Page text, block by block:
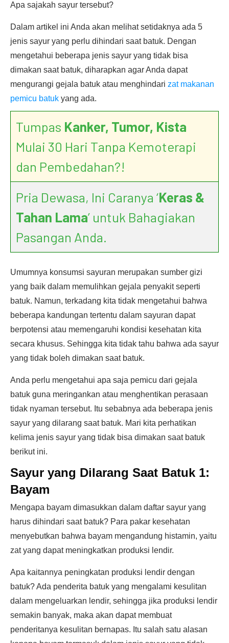
Apa sajakah sayur tersebut?
Dalam artikel ini Anda akan melihat setidaknya ada 5
jenis sayur yang perlu dihindari saat batuk. Dengan
mengetahui beberapa jenis sayur yang tidak bisa
dimakan saat batuk, diharapkan agar Anda dapat
mengurangi gejala batuk atau menghindari zat makanan
pemicu batuk yang ada.
Tumpas Kanker, Tumor, Kista
Mulai 30 Hari Tanpa Kemoterapi
dan Pembedahan?!
Pria Dewasa, Ini Caranya ‘Keras &
Tahan Lama’ untuk Bahagiakan
Pasangan Anda.
Umumnya konsumsi sayuran merupakan sumber gizi
yang baik dalam memulihkan gejala penyakit seperti
batuk. Namun, terkadang kita tidak mengetahui bahwa
beberapa kandungan tertentu dalam sayuran dapat
berpotensi atau memengaruhi kondisi kesehatan kita
secara khusus. Sehingga kita tidak tahu bahwa ada sayur
yang tidak boleh dimakan saat batuk.
Anda perlu mengetahui apa saja pemicu dari gejala
batuk guna meringankan atau menghentikan perasaan
tidak nyaman tersebut. Itu sebabnya ada beberapa jenis
sayur yang dilarang saat batuk. Mari kita perhatikan
kelima jenis sayur yang tidak bisa dimakan saat batuk
berikut ini.
Sayur yang Dilarang Saat Batuk 1:
Bayam
Mengapa bayam dimasukkan dalam daftar sayur yang
harus dihindari saat batuk? Para pakar kesehatan
menyebutkan bahwa bayam mengandung histamin, yaitu
zat yang dapat meningkatkan produksi lendir.
Apa kaitannya peningkatan produksi lendir dengan
batuk? Ada penderita batuk yang mengalami kesulitan
dalam mengeluarkan lendir, sehingga jika produksi lendir
semakin banyak, maka akan dapat membuat
penderitanya kesulitan bernapas. Itu salah satu alasan